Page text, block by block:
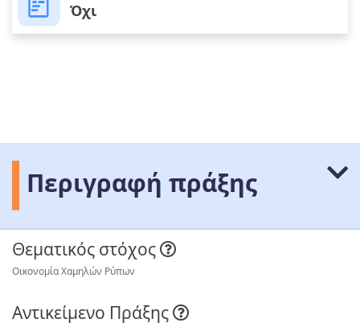
Όχι
Περιγραφή πράξης
Θεματικός στόχος
Οικονομία Χαμηλών Ρύπων
Αντικείμενο Πράξης